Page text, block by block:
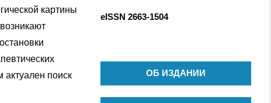
картины
актуален поиск
eISSN 2663-1504
ОБ ИЗДАНИИ